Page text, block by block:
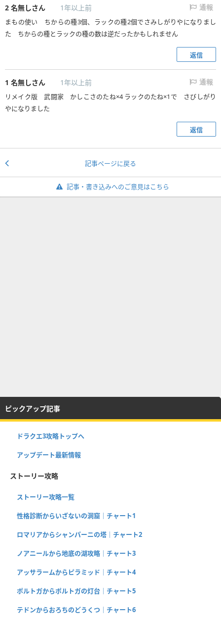
2 名無しさん 1年以上前 通報
まもの使い ちからの種3個、ラックの種2個でさみしがりやになりまし
た ちからの種とラックの種の数は逆だったかもしれません
返信
1 名無しさん 1年以上前 通報
リメイク版 武闘家 かしこさのたね×4 ラックのたね×1で さびしがり
やになりました
返信
記事ページに戻る
記事・書き込みへのご意見はこちら
ピックアップ記事
ドラクエ3攻略トップへ
アップデート最新情報
ストーリー攻略
ストーリー攻略一覧
性格診断からいざないの洞窟｜チャート1
ロマリアからシャンパーニの塔｜チャート2
ノアニールから地底の湖攻略｜チャート3
アッサラームからピラミッド｜チャート4
ポルトガからポルトガの灯台｜チャート5
テドンからおろちのどうくつ｜チャート6